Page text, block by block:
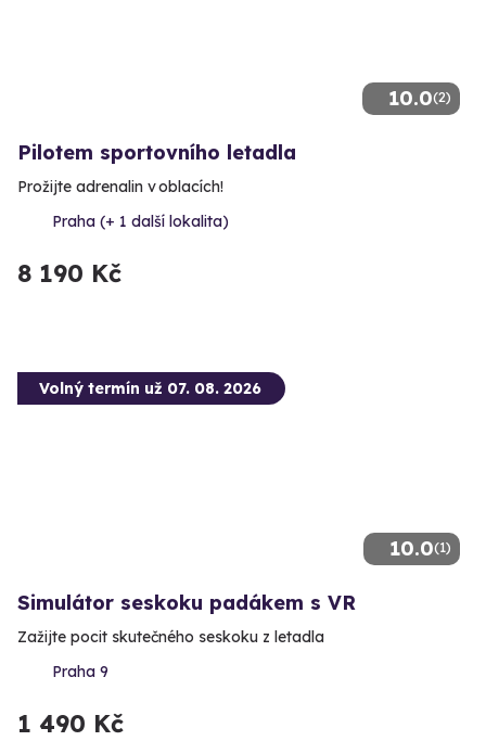
10.0(2)
Pilotem sportovního letadla
Prožijte adrenalin v oblacích!
Praha (+ 1 další lokalita)
8 190 Kč
10.0(1)
Volný termín už 07. 08. 2026
Simulátor seskoku padákem s VR
Zažijte pocit skutečného seskoku z letadla
Praha 9
1 490 Kč